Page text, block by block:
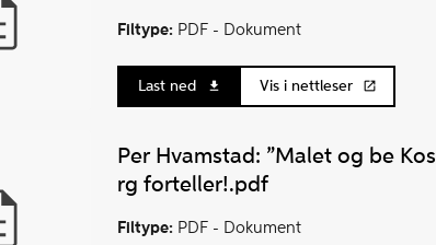
Filtype: PDF - Dokument
Last ned Vis i nettleser
Per Hvamstad: ”Malet og be
rg forteller!.pdf
Filtype: PDF - Dokument